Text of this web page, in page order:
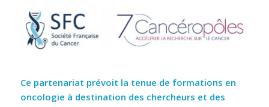
Ce partenariat prévoit la tenue de formations en
oncologie à destination des chercheurs et des